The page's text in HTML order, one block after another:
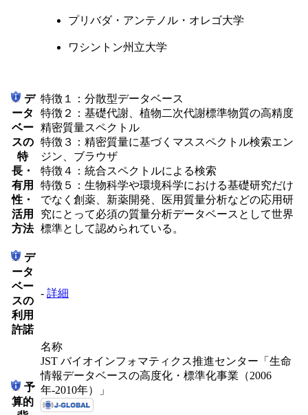
プリバダ・アンテノル・オレゴ大学
ワシントン州立大学
デ
ータ
ベー
スの
特
長・
有用
性・
活用
方法
特徴１：分散型データベース
特徴２：基礎代謝、植物二次代謝標準物質の高精度
精密質量スペクトル
特徴３：精密質量に基づくマススペクトル検索エン
ジン、ブラウザ
特徴４：統合スペクトルによる検索
特徴５：生物科学や環境科学における基礎研究だけ
でなく創薬、新薬開発、医用質量分析などの応用研
究にとって必須の質量分析データベースとして世界
標準として認められている。
デ
ータ
ベー
スの
利用
許諾
- 詳細
予
算的
名称
JST バイオインフォマティクス推進センター「生命
情報データベースの高度化・標準化事業（2006
年-2010年）」